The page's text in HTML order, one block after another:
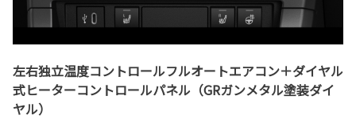
左右独立温度コントロールフルオートエアコン＋ダイヤル
式ヒーターコントロールパネル（GRガンメタル塗装ダイ
ヤル）